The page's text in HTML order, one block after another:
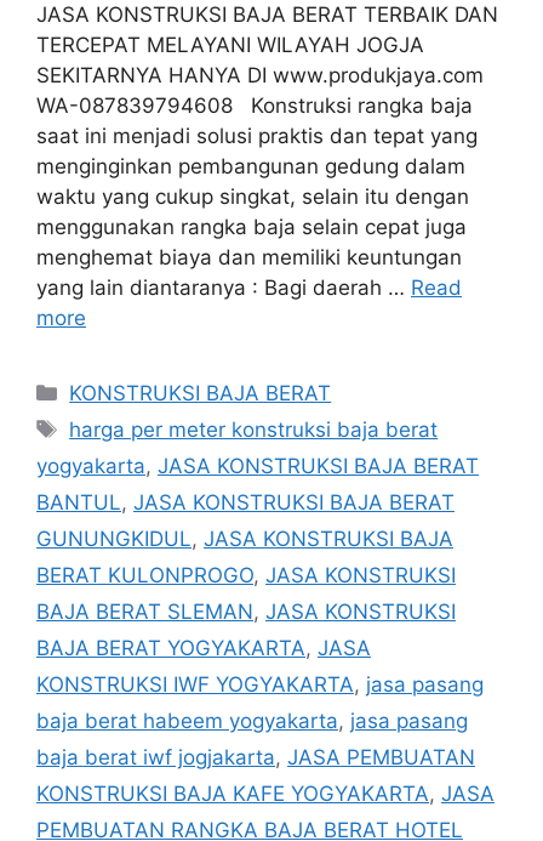
JASA KONSTRUKSI BAJA BERAT TERBAIK DAN
TERCEPAT MELAYANI WILAYAH JOGJA
SEKITARNYA HANYA DI www.produkjaya.com
WA-087839794608 Konstruksi rangka baja
saat ini menjadi solusi praktis dan tepat yang
menginginkan pembangunan gedung dalam
waktu yang cukup singkat, selain itu dengan
menggunakan rangka baja selain cepat juga
menghemat biaya dan memiliki keuntungan
yang lain diantaranya : Bagi daerah … Read
more
Categories
KONSTRUKSI BAJA BERAT
Tags
harga per meter konstruksi baja berat
yogyakarta, JASA KONSTRUKSI BAJA BERAT
BANTUL, JASA KONSTRUKSI BAJA BERAT
GUNUNGKIDUL, JASA KONSTRUKSI BAJA
BERAT KULONPROGO, JASA KONSTRUKSI
BAJA BERAT SLEMAN, JASA KONSTRUKSI
BAJA BERAT YOGYAKARTA, JASA
KONSTRUKSI IWF YOGYAKARTA, jasa pasang
baja berat habeem yogyakarta, jasa pasang
baja berat iwf jogjakarta, JASA PEMBUATAN
KONSTRUKSI BAJA KAFE YOGYAKARTA, JASA
PEMBUATAN RANGKA BAJA BERAT HOTEL